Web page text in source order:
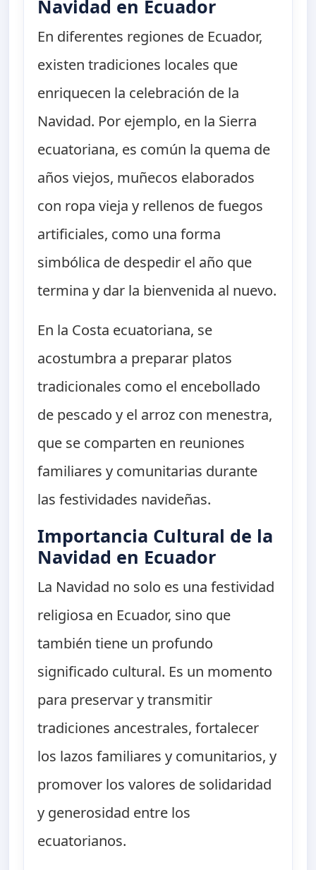
Navidad en Ecuador
En diferentes regiones de Ecuador,
existen tradiciones locales que
enriquecen la celebración de la
Navidad. Por ejemplo, en la Sierra
ecuatoriana, es común la quema de
años viejos, muñecos elaborados
con ropa vieja y rellenos de fuegos
artificiales, como una forma
simbólica de despedir el año que
termina y dar la bienvenida al nuevo.
En la Costa ecuatoriana, se
acostumbra a preparar platos
tradicionales como el encebollado
de pescado y el arroz con menestra,
que se comparten en reuniones
familiares y comunitarias durante
las festividades navideñas.
Importancia Cultural de la
Navidad en Ecuador
La Navidad no solo es una festividad
religiosa en Ecuador, sino que
también tiene un profundo
significado cultural. Es un momento
para preservar y transmitir
tradiciones ancestrales, fortalecer
los lazos familiares y comunitarios, y
promover los valores de solidaridad
y generosidad entre los
ecuatorianos.